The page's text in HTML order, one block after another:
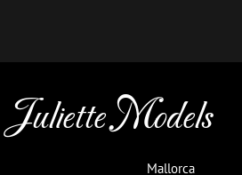
Juliette Models
Mallorca